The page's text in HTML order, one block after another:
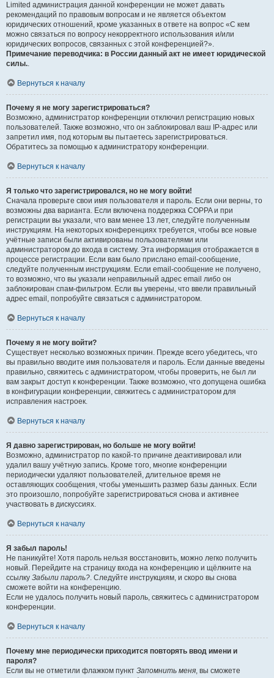
Limited администрация данной конференции не может давать
рекомендаций по правовым вопросам и не является объектом
юридических отношений, кроме указанных в ответе на вопрос «С кем
можно связаться по вопросу некорректного использования и/или
юридических вопросов, связанных с этой конференцией?».
Примечание переводчика: в России данный акт не имеет юридической
силы..
Вернуться к началу
Почему я не могу зарегистрироваться?
Возможно, администратор конференции отключил регистрацию новых
пользователей. Также возможно, что он заблокировал ваш IP-адрес или
запретил имя, под которым вы пытаетесь зарегистрироваться.
Обратитесь за помощью к администратору конференции.
Вернуться к началу
Я только что зарегистрировался, но не могу войти!
Сначала проверьте свои имя пользователя и пароль. Если они верны, то
возможны два варианта. Если включена поддержка COPPA и при
регистрации вы указали, что вам менее 13 лет, следуйте полученным
инструкциям. На некоторых конференциях требуется, чтобы все новые
учётные записи были активированы пользователями или
администратором до входа в систему. Эта информация отображается в
процессе регистрации. Если вам было прислано email-сообщение,
следуйте полученным инструкциям. Если email-сообщение не получено,
то возможно, что вы указали неправильный адрес email либо он
заблокирован спам-фильтром. Если вы уверены, что ввели правильный
адрес email, попробуйте связаться с администратором.
Вернуться к началу
Почему я не могу войти?
Существует несколько возможных причин. Прежде всего убедитесь, что
вы правильно вводите имя пользователя и пароль. Если данные введены
правильно, свяжитесь с администратором, чтобы проверить, не был ли
вам закрыт доступ к конференции. Также возможно, что допущена ошибка
в конфигурации конференции, свяжитесь с администратором для
исправления настроек.
Вернуться к началу
Я давно зарегистрирован, но больше не могу войти!
Возможно, администратор по какой-то причине деактивировал или
удалил вашу учётную запись. Кроме того, многие конференции
периодически удаляют пользователей, длительное время не
оставляющих сообщения, чтобы уменьшить размер базы данных. Если
это произошло, попробуйте зарегистрироваться снова и активнее
участвовать в дискуссиях.
Вернуться к началу
Я забыл пароль!
Не паникуйте! Хотя пароль нельзя восстановить, можно легко получить
новый. Перейдите на страницу входа на конференцию и щёлкните на
ссылку Забыли пароль?. Следуйте инструкциям, и скоро вы снова
сможете войти на конференцию.
Если не удалось получить новый пароль, свяжитесь с администратором
конференции.
Вернуться к началу
Почему мне периодически приходится повторять ввод имени и
пароля?
Если вы не отметили флажком пункт Запомнить меня, вы сможете